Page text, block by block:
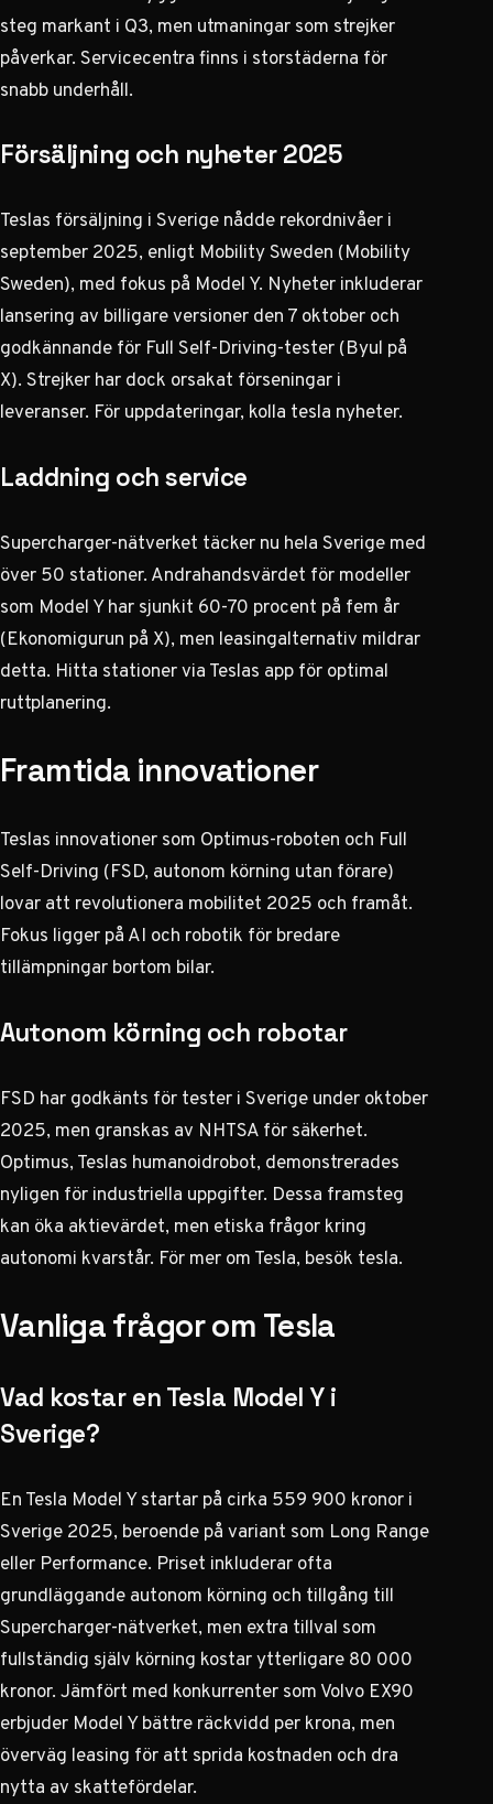
steg markant i Q3, men utmaningar som strejker
påverkar. Servicecentra finns i storstäderna för
snabb underhåll.
Försäljning och nyheter 2025
Teslas försäljning i Sverige nådde rekordnivåer i
september 2025, enligt Mobility Sweden (Mobility
Sweden), med fokus på Model Y. Nyheter inkluderar
lansering av billigare versioner den 7 oktober och
godkännande för Full Self-Driving-tester (Byul på
X). Strejker har dock orsakat förseningar i
leveranser. För uppdateringar, kolla tesla nyheter.
Laddning och service
Supercharger-nätverket täcker nu hela Sverige med
över 50 stationer. Andrahandsvärdet för modeller
som Model Y har sjunkit 60-70 procent på fem år
(Ekonomigurun på X), men leasingalternativ mildrar
detta. Hitta stationer via Teslas app för optimal
ruttplanering.
Framtida innovationer
Teslas innovationer som Optimus-roboten och Full
Self-Driving (FSD, autonom körning utan förare)
lovar att revolutionera mobilitet 2025 och framåt.
Fokus ligger på AI och robotik för bredare
tillämpningar bortom bilar.
Autonom körning och robotar
FSD har godkänts för tester i Sverige under oktober
2025, men granskas av NHTSA för säkerhet.
Optimus, Teslas humanoidrobot, demonstrerades
nyligen för industriella uppgifter. Dessa framsteg
kan öka aktievärdet, men etiska frågor kring
autonomi kvarstår. För mer om Tesla, besök tesla.
Vanliga frågor om Tesla
Vad kostar en Tesla Model Y i
Sverige?
En Tesla Model Y startar på cirka 559 900 kronor i
Sverige 2025, beroende på variant som Long Range
eller Performance. Priset inkluderar ofta
grundläggande autonom körning och tillgång till
Supercharger-nätverket, men extra tillval som
fullständig själv körning kostar ytterligare 80 000
kronor. Jämfört med konkurrenter som Volvo EX90
erbjuder Model Y bättre räckvidd per krona, men
överväg leasing för att sprida kostnaden och dra
nytta av skattefördelar.